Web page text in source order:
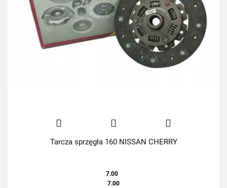
Tarcza sprzęgła 160 NISSAN CHERRY
7.00
7.00